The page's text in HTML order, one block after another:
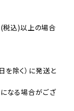
税込)以上の場合
除く）に発送と
なる場合がござ